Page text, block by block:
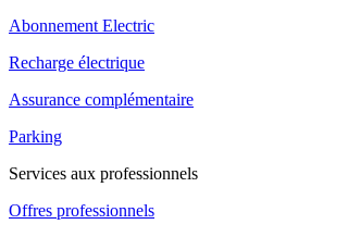
Abonnement Electric
Recharge électrique
Assurance complémentaire
Parking
Services aux professionnels
Offres professionnels